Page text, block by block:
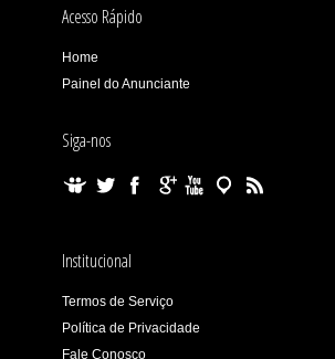
Acesso Rápido
Home
Painel do Anunciante
Siga-nos
Institucional
Termos de Serviço
Política de Privacidade
Fale Conosco